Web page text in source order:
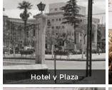
Hotel y Plaza